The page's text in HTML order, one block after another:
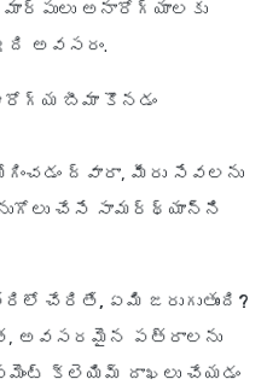
అనారోగ్యాలకు
అవసరం.
బీమా కొనడం
ద్వారా, మీరు సేవలను
చేసే సామర్థ్యాన్ని
చేరితే, ఏమి జరుగుతుంది?
అవసరమైన పత్రాలను
క్లెయిమ్ దాఖలు చేయడం